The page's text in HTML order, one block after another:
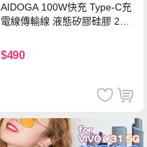
AIDOGA 100W快充 Type-C充
電線傳輸線 液態矽膠硅膠 2M
$490